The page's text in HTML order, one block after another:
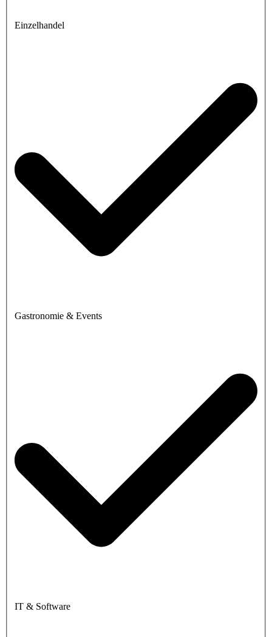
Einzelhandel
Gastronomie & Events
IT & Software